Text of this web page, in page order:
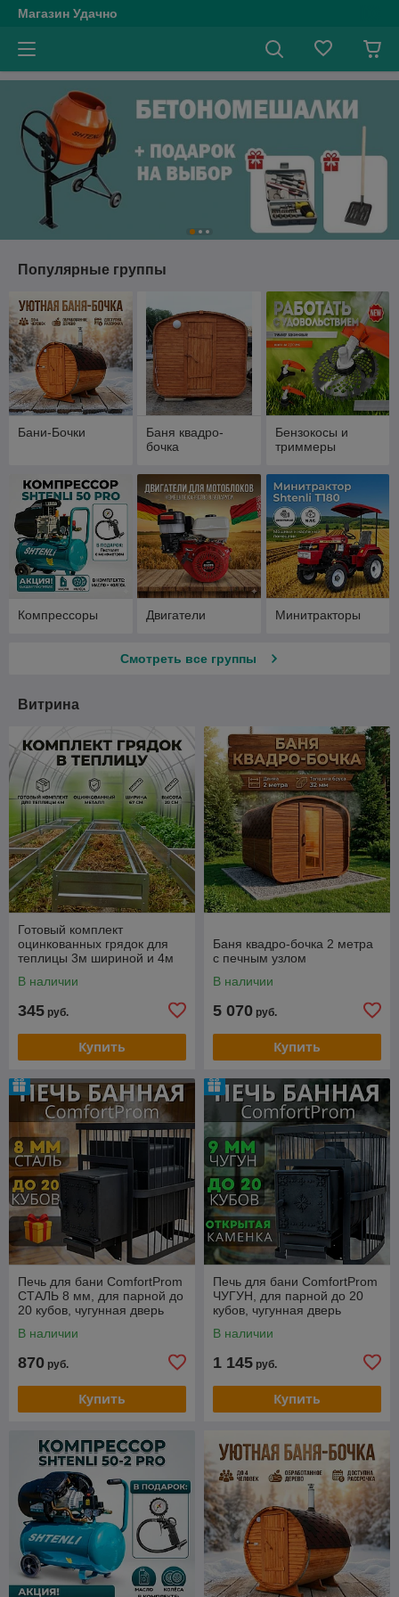
Магазин Удачно
Популярные группы
Бани-Бочки
Баня квадро-
бочка
Бензокосы и
триммеры
Компрессоры Двигатели Минитракторы
Смотреть все группы
Витрина
Готовый комплект
оцинкованных грядок для
теплицы 3м шириной и 4м
В наличии
345 руб.
Купить
Баня квадро-бочка 2 метра
с печным узлом
В наличии
5 070 руб.
Купить
Печь для бани ComfortProm
СТАЛЬ 8 мм, для парной до
20 кубов, чугунная дверь
В наличии
870 руб.
Купить
Печь для бани ComfortProm
ЧУГУН, для парной до 20
кубов, чугунная дверь
В наличии
1 145 руб.
Купить